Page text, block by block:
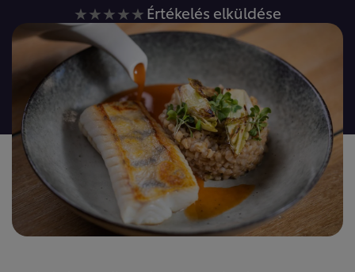
Nem
küldtek
be
értékelést
ehhez
a(z)
recipe
elemhez
Értékelés elküldése